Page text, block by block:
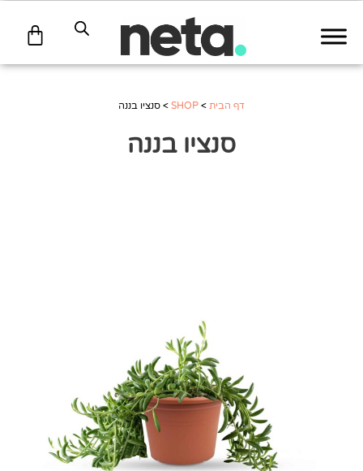
דף הבית >
SHOP
> סנציו בננה
סנציו בננה